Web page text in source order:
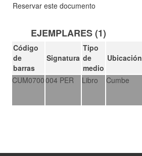
Reservar este documento
EJEMPLARES (1)
Código
de
barras
Signatura
Tipo
de
medio
Ubicación
CUM0700004 PER Libro Cumbe